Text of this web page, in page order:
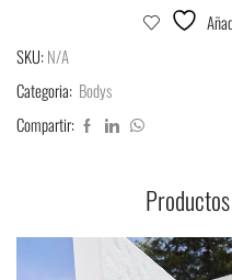
SKU:N/A
Categoria: Bodys
Compartir: